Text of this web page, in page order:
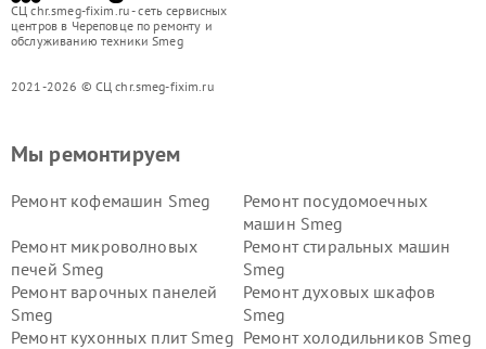
СЦ chr.smeg-fixim.ru - сеть сервисных
центров в Череповце по ремонту и
обслуживанию техники Smeg
2021-2026 © СЦ chr.smeg-fixim.ru
Мы ремонтируем
Ремонт кофемашин Smeg
Ремонт посудомоечных
машин Smeg
Ремонт микроволновых
печей Smeg
Ремонт стиральных машин
Smeg
Ремонт варочных панелей
Smeg
Ремонт духовых шкафов
Smeg
Ремонт кухонных плит Smeg Ремонт холодильников Smeg